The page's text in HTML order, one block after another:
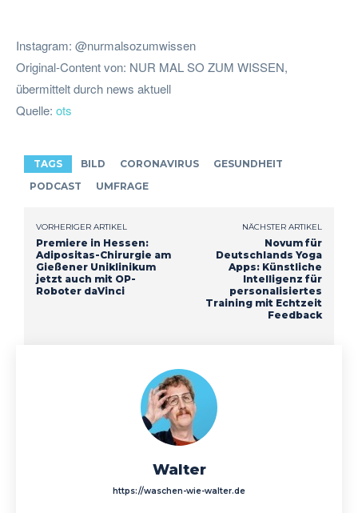
Instagram: @nurmalsozumwissen
Original-Content von: NUR MAL SO ZUM WISSEN,
übermittelt durch news aktuell
Quelle: ots
TAGS BILD CORONAVIRUS
GESUNDHEIT
PODCAST
UMFRAGE
VORHERIGER ARTIKEL
Premiere in Hessen:
Adipositas-Chirurgie am
Gießener Uniklinikum
jetzt auch mit OP-
Roboter daVinci
NÄCHSTER ARTIKEL
Novum für
Deutschlands Yoga
Apps: Künstliche
Intelligenz für
personalisiertes
Training mit Echtzeit
Feedback
Walter
https://waschen-wie-walter.de